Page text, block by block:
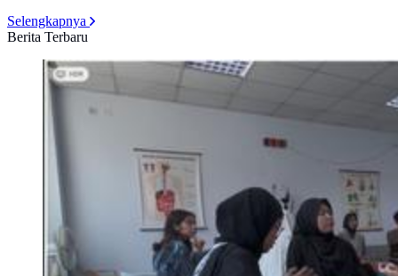
Selengkapnya
Berita Terbaru